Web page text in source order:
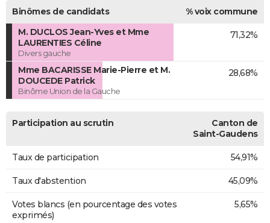
Binômes de candidats
% voix commune
M. DUCLOS Jean-Yves et Mme
LAURENTIES Céline
Divers gauche
71,32%
Mme BACARISSE Marie-Pierre et M.
DOUCEDE Patrick
Binôme Union de la Gauche
28,68%
Participation au scrutin
Canton de
Saint-Gaudens
Taux de participation 54,91%
Taux d'abstention 45,09%
Votes blancs (en pourcentage des votes
exprimés)
5,65%